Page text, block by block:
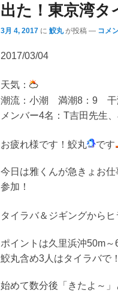
出た！東京湾タ
3月 4, 2017 に 鮫丸 が投稿 — コメ
2017/03/04
天気：
潮流：小潮 満潮8：9 干
メンバー4名：T吉田先生
お疲れ様です！鮫丸 です
今日は雅くんが急きょお
参加！
タイラバ＆ジギングから
ポイントは久里浜沖50m
鮫丸含め3人はタイラバで！
始めて数分後「きたよ～